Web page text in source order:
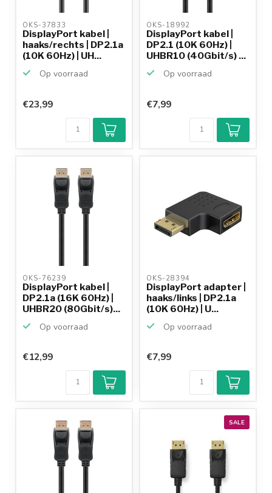
OKS-37833
DisplayPort kabel |
haaks/rechts | DP2.1a
(10K 60Hz) | UH...
Op voorraad
€23,99
OKS-18992
DisplayPort kabel |
DP2.1 (10K 60Hz) |
UHBR10 (40Gbit/s) ...
Op voorraad
€7,99
OKS-76239
DisplayPort kabel |
DP2.1a (16K 60Hz) |
UHBR20 (80Gbit/s)...
Op voorraad
€12,99
OKS-28394
DisplayPort adapter |
haaks/links | DP2.1a
(10K 60Hz) | U...
Op voorraad
9,2/10
Achteraf
betalen mogelijk
productkennis
€7,99
SALE